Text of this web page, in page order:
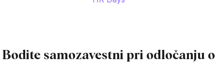
Bodite samozavestni pri odločanju o